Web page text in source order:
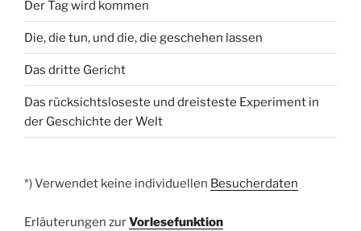
Der Tag wird kommen
Die, die tun, und die, die geschehen lassen
Das dritte Gericht
Das rücksichtsloseste und dreisteste Experiment in
der Geschichte der Welt
*) Verwendet keine individuellen Besucherdaten
Erläuterungen zurVorlesefunktion